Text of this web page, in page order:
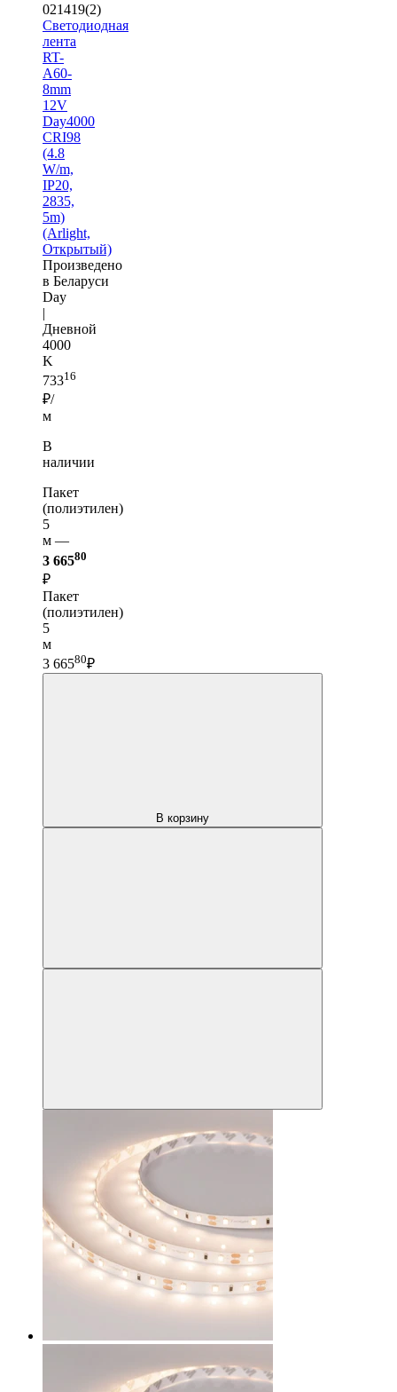
021419(2)
Светодиодная
лента
RT-
A60-
8mm
12V
Day4000
CRI98
(4.8
W/m,
IP20,
2835,
5m)
(Arlight,
Открытый)
Произведено
в Беларуси
Day
|
Дневной
4000
K
73316
₽/
м
В
наличии
Пакет
(полиэтилен)
5
м —
3 66580
₽
Пакет
(полиэтилен)
5
м
3 66580₽
В корзину